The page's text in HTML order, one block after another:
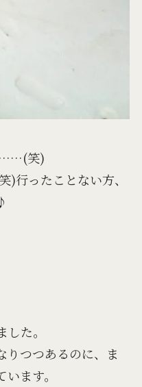
笑)
)行ったことない方、
た。
りつつあるのに、ま
ます。